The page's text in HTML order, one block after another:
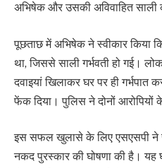
अभिषेक और उसकी अविवाहित साली
पूछताछ में अभिषेक ने स्वीकार किया
था, जिससे साली गर्भवती हो गई।
दवाइयां खिलाकर घर पर ही
फेंक दिया। पुलिस ने दोनों आरोपियों
इस सफल खुलासे के लिए एसएसपी ने
नकद पुरस्कार की घोषणा की है। यह